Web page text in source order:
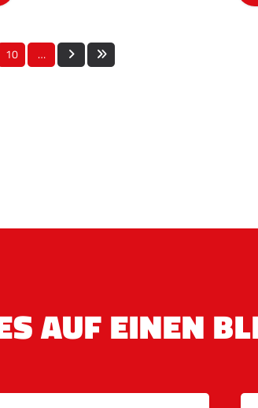
10 …
AUF EINEN